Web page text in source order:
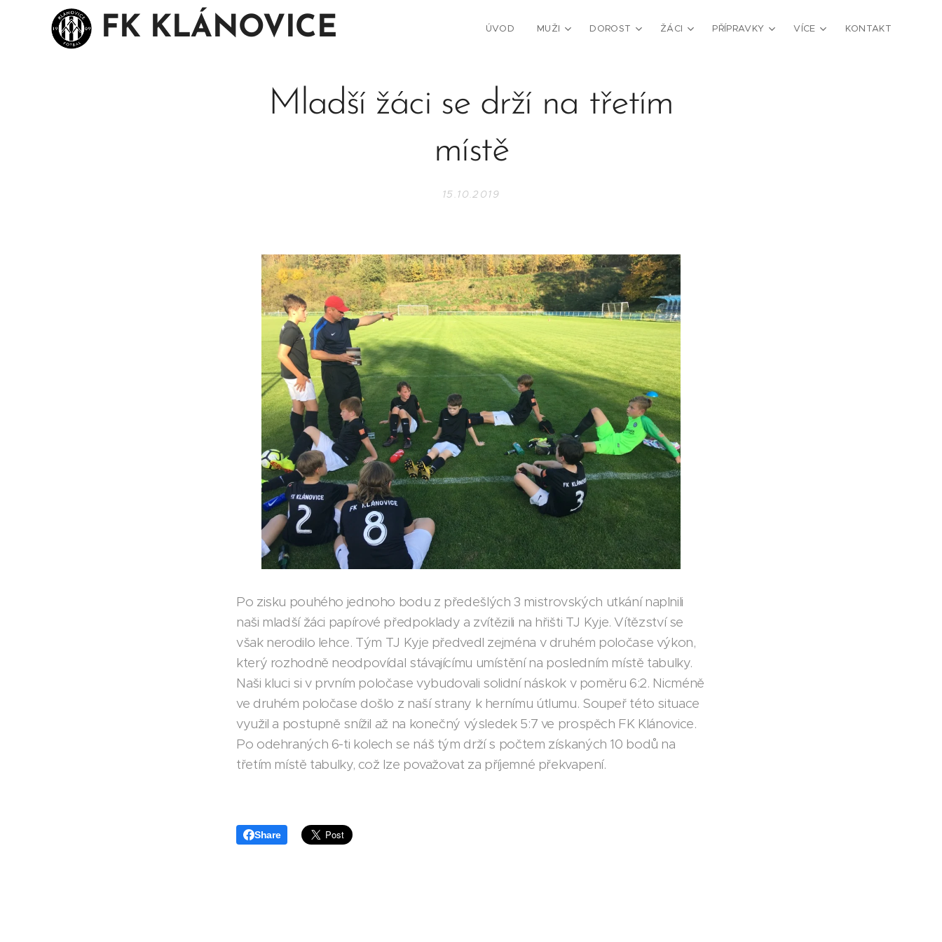
FK KLÁNOVICE ÚVOD MUŽI DOROST ŽÁCI PŘÍPRAVKY VÍCE KONTAKT
Mladší žáci se drží na třetím
místě
15.10.2019
Po zisku pouhého jednoho bodu z předešlých 3 mistrovských utkání naplnili
naši mladší žáci papírové předpoklady a zvítězili na hřišti TJ Kyje. Vítězství se
však nerodilo lehce. Tým TJ Kyje předvedl zejména v druhém poločase výkon,
který rozhodně neodpovídal stávajícímu umístění na posledním místě tabulky.
Naši kluci si v prvním poločase vybudovali solidní náskok v poměru 6:2. Nicméně
ve druhém poločase došlo z naší strany k hernímu útlumu. Soupeř této situace
využil a postupně snížil až na konečný výsledek 5:7 ve prospěch FK Klánovice.
Po odehraných 6-ti kolech se náš tým drží s počtem získaných 10 bodů na
třetím místě tabulky, což lze považovat za příjemné překvapení.
Share